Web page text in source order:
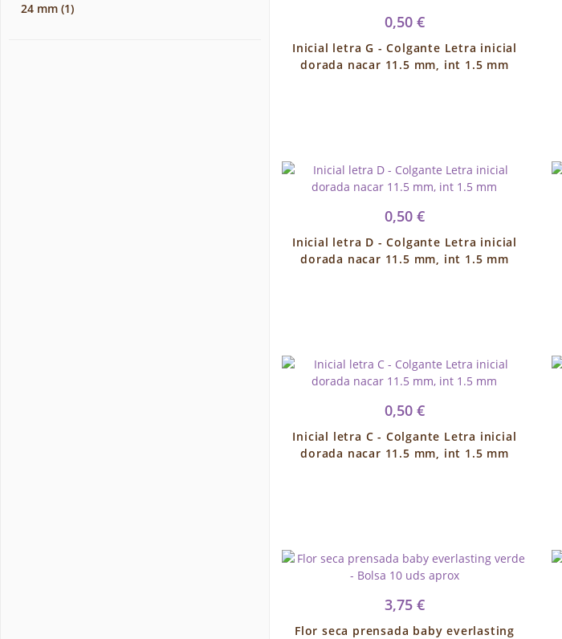
0,50 €
Inicial letra G - Colgante Letra inicial
dorada nacar 11.5 mm, int 1.5 mm
0,50 €
Inicial letra D - Colgante Letra inicial
dorada nacar 11.5 mm, int 1.5 mm
0,50 €
Inicial letra C - Colgante Letra inicial
dorada nacar 11.5 mm, int 1.5 mm
3,75 €
Flor seca prensada baby everlasting
24 mm (1)